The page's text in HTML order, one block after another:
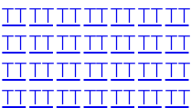
TTTTTTTTTTTTTT
TTTTTTTTTTTTTT
TTTTTTTTTTTTTT
TTTTTTTTTTTTTT